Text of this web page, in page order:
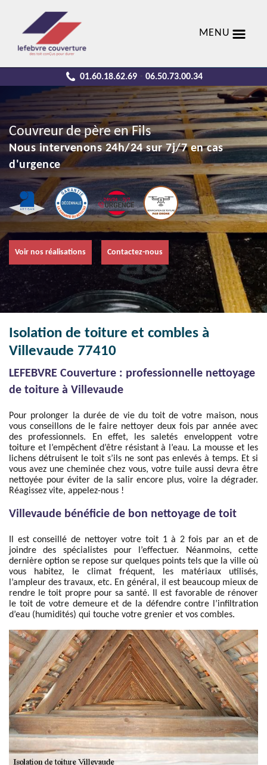
MENU
01.60.18.62.69 - 06.50.73.00.34
Couvreur de père en Fils
Nous intervenons 24h/24 sur 7j/7 en cas
d'urgence
Voir nos réalisations Contactez-nous
Isolation de toiture et combles à
Villevaude 77410
LEFEBVRE Couverture : professionnelle nettoyage
de toiture à Villevaude
Pour prolonger la durée de vie du toit de votre maison, nous
vous conseillons de le faire nettoyer deux fois par année avec
des professionnels. En effet, les saletés enveloppent votre
toiture et l’empêchent d’être résistant à l’eau. La mousse et les
lichens détruisent le toit s’ils ne sont pas enlevés à temps. Et si
vous avez une cheminée chez vous, votre tuile aussi devra être
nettoyée pour éviter de la salir encore plus, voire la dégrader.
Réagissez vite, appelez-nous !
Villevaude bénéficie de bon nettoyage de toit
Il est conseillé de nettoyer votre toit 1 à 2 fois par an et de
joindre des spécialistes pour l’effectuer. Néanmoins, cette
dernière option se repose sur quelques points tels que la ville où
vous habitez, le climat fréquent, les matériaux utilisés,
l’ampleur des travaux, etc. En général, il est beaucoup mieux de
rendre le toit propre pour sa santé. Il est favorable de rénover
le toit de votre demeure et de la défendre contre l’infiltration
d’eau (humidités) qui touche votre grenier et vos combles.